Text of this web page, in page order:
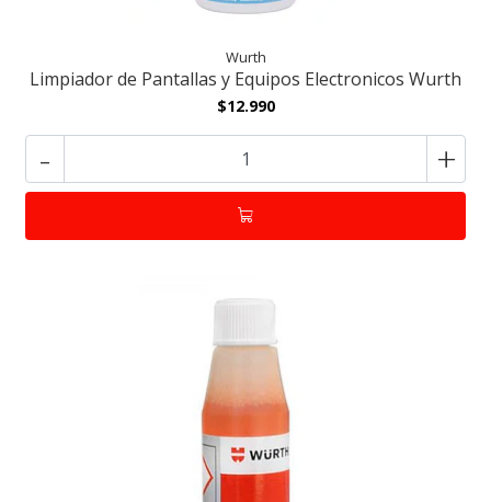
Wurth
Limpiador de Pantallas y Equipos Electronicos Wurth
$12.990
- +